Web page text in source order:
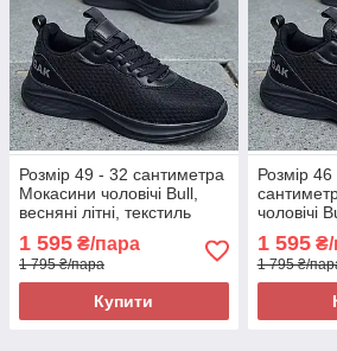
Розмір 49 - 32 сантиметра
Мокасини чоловічі Bull,
весняні літні, текстиль
піни, легкі і зручні
1 595 ₴/пара
1 795 ₴/пара
Купити
Розмір
чоловічі
підошві з
зручні
1 595₴/
1 795 ₴/